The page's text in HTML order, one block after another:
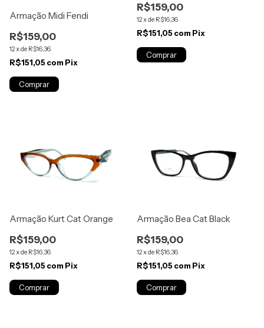
Armação Midi Fendi
R$159,00
12xde R$16,36
R$151,05 com Pix
R$159,00
12xde R$16,36
R$151,05 com Pix
Armação Kurt Cat Orange
R$159,00
12xde R$16,36
R$151,05 com Pix
Armação Bea Cat Black
R$159,00
12xde R$16,36
R$151,05 com Pix